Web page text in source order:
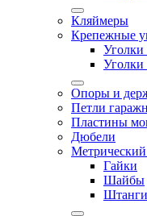
Кляймеры
Крепежные
Опоры и
Петли
Пластины
Дюбели
Гайки
Шайбы
Штанги